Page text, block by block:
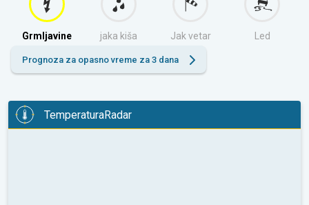
Grmljavine jaka kiša Jak vetar Led
Prognoza za opasno vreme za 3 dana
TemperaturaRadar